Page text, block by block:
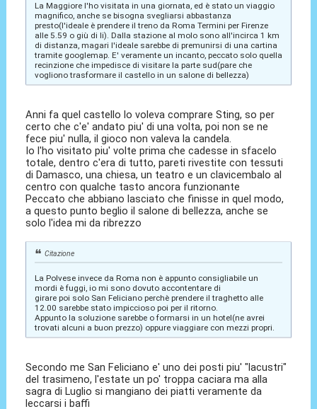
La Maggiore l'ho visitata in una giornata, ed è stato un viaggio
magnifico, anche se bisogna svegliarsi abbastanza
presto(l'ideale è prendere il treno da Roma Termini per Firenze
alle 5.59 o giù di li). Dalla stazione al molo sono all'incirca 1 km
di distanza, magari l'ideale sarebbe di premunirsi di una cartina
tramite googlemap. E' veramente un incanto, peccato solo quella
recinzione che impedisce di visitare la parte sud(pare che
vogliono trasformare il castello in un salone di bellezza)
Anni fa quel castello lo voleva comprare Sting, so per
certo che c'e' andato piu' di una volta, poi non se ne
fece piu' nulla, il gioco non valeva la candela.
Io l'ho visitato piu' volte prima che cadesse in sfacelo
totale, dentro c'era di tutto, pareti rivestite con tessuti
di Damasco, una chiesa, un teatro e un clavicembalo al
centro con qualche tasto ancora funzionante
Peccato che abbiano lasciato che finisse in quel modo,
a questo punto beglio il salone di bellezza, anche se
solo l'idea mi da ribrezzo
Citazione
La Polvese invece da Roma non è appunto consigliabile un
mordi è fuggi, io mi sono dovuto accontentare di
girare poi solo San Feliciano perchè prendere il traghetto alle
12.00 sarebbe stato impiccioso poi per il ritorno.
Appunto la soluzione sarebbe o formarsi in un hotel(ne avrei
trovati alcuni a buon prezzo) oppure viaggiare con mezzi propri.
Secondo me San Feliciano e' uno dei posti piu' "lacustri"
del trasimeno, l'estate un po' troppa caciara ma alla
sagra di Luglio si mangiano dei piatti veramente da
leccarsi i baffi